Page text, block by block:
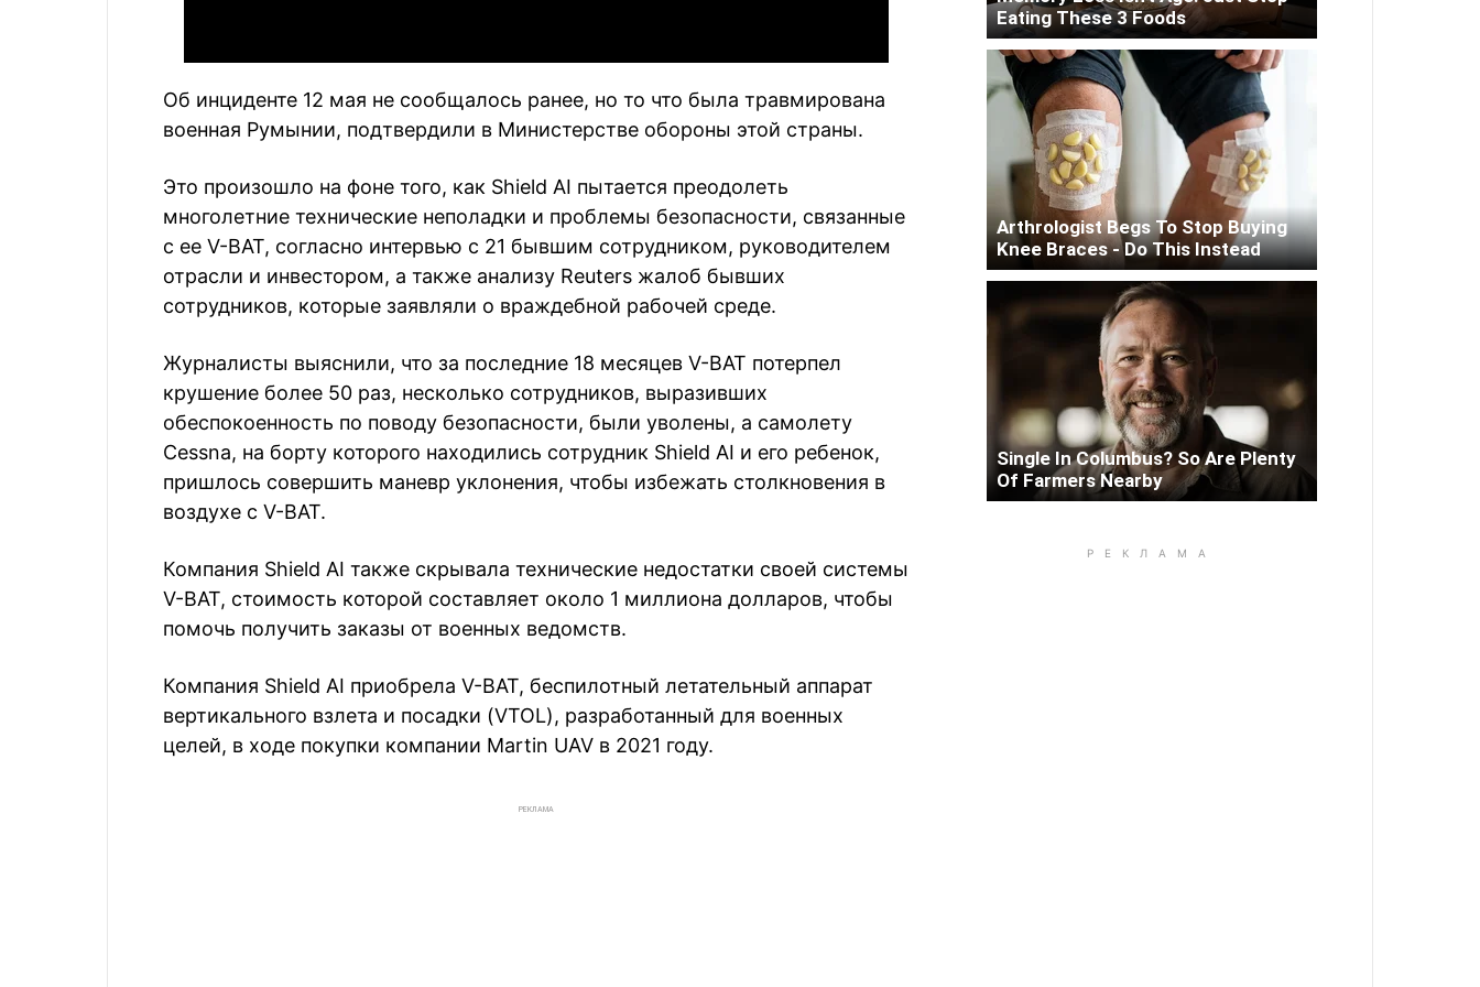
Об инциденте 12 мая не сообщалось ранее, но то что была травмирована
военная Румынии, подтвердили в Министерстве обороны этой страны.
Это произошло на фоне того, как Shield AI пытается преодолеть
многолетние технические неполадки и проблемы безопасности, связанные
с ее V-BAT, согласно интервью с 21 бывшим сотрудником, руководителем
отрасли и инвестором, а также анализу Reuters жалоб бывших
сотрудников, которые заявляли о враждебной рабочей среде.
Журналисты выяснили, что за последние 18 месяцев V-BAT потерпел
крушение более 50 раз, несколько сотрудников, выразивших
обеспокоенность по поводу безопасности, были уволены, а самолету
Cessna, на борту которого находились сотрудник Shield AI и его ребенок,
пришлось совершить маневр уклонения, чтобы избежать столкновения в
воздухе с V-BAT.
Компания Shield AI также скрывала технические недостатки своей системы
V-BAT, стоимость которой составляет около 1 миллиона долларов, чтобы
помочь получить заказы от военных ведомств.
Компания Shield AI приобрела V-BAT, беспилотный летательный аппарат
вертикального взлета и посадки (VTOL), разработанный для военных
целей, в ходе покупки компании Martin UAV в 2021 году.
РЕКЛАМА